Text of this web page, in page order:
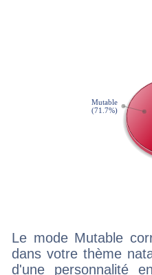
Le mode Mutable
dans votre thème
d'une personnalité